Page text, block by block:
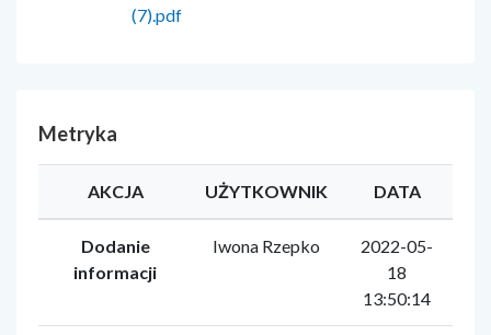
(7).pdf
Metryka
AKCJA UŻYTKOWNIK DATA
Dodanie
informacji
Iwona Rzepko
2022-05-
18
13:50:14